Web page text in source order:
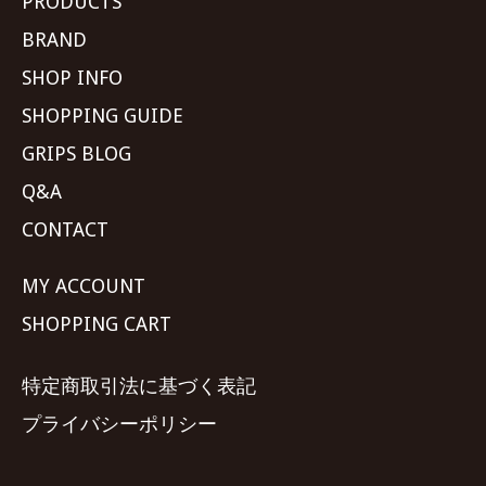
BRAND
SHOP INFO
SHOPPING GUIDE
GRIPS BLOG
Q&A
CONTACT
MY ACCOUNT
SHOPPING CART
特定商取引法に基づく表記
プライバシーポリシー